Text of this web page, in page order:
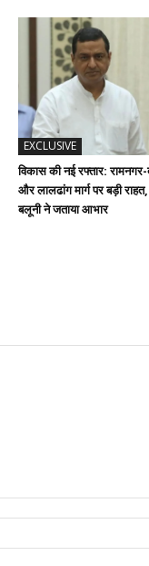
EXCLUSIVE
विकास की नई रफ्तार:
और लालढांग मार्ग पर बड़ी
बलूनी ने जताया आभार